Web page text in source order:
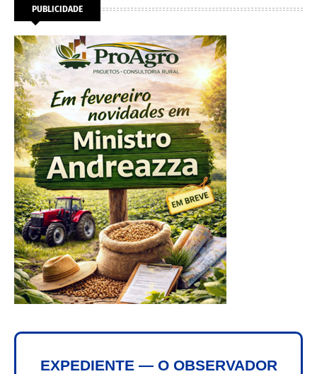
PUBLICIDADE
EXPEDIENTE — O OBSERVADOR